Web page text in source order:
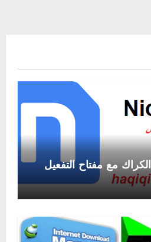
Nicepage 8.6.2 الكراك مع مفتاح التفعيل